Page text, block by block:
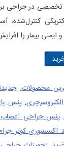
تخصصی در جراحی
کنترل‌شده،
ایمنی بیمار را
محصولات,
,پنس
پنس جراحی اعصاب
اکسسوری کوتر